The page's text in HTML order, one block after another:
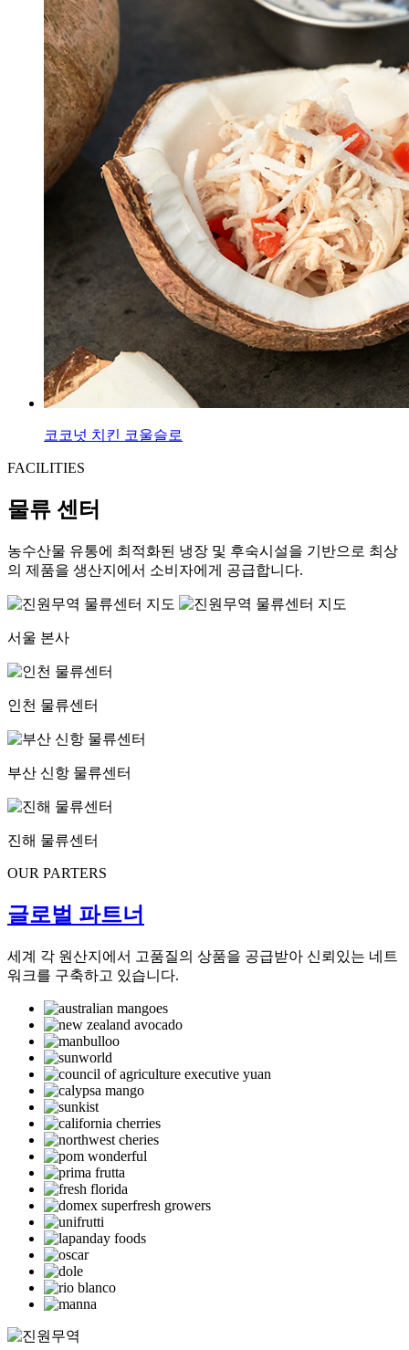
코코넛 치킨 코울슬로
FACILITIES
물류 센터
농수산물 유통에 최적화된 냉장 및 후숙시설을 기반으로 최상
의 제품을 생산지에서 소비자에게 공급합니다.
서울 본사
인천 물류센터
부산 신항 물류센터
진해 물류센터
OUR PARTERS
글로벌 파트너
세계 각 원산지에서 고품질의 상품을 공급받아 신뢰있는 네트
워크를 구축하고 있습니다.